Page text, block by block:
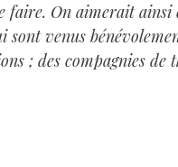
faire. On aimerait
venus
; des compagnies de